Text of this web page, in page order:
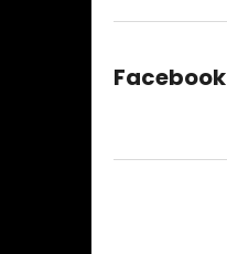
Facebook